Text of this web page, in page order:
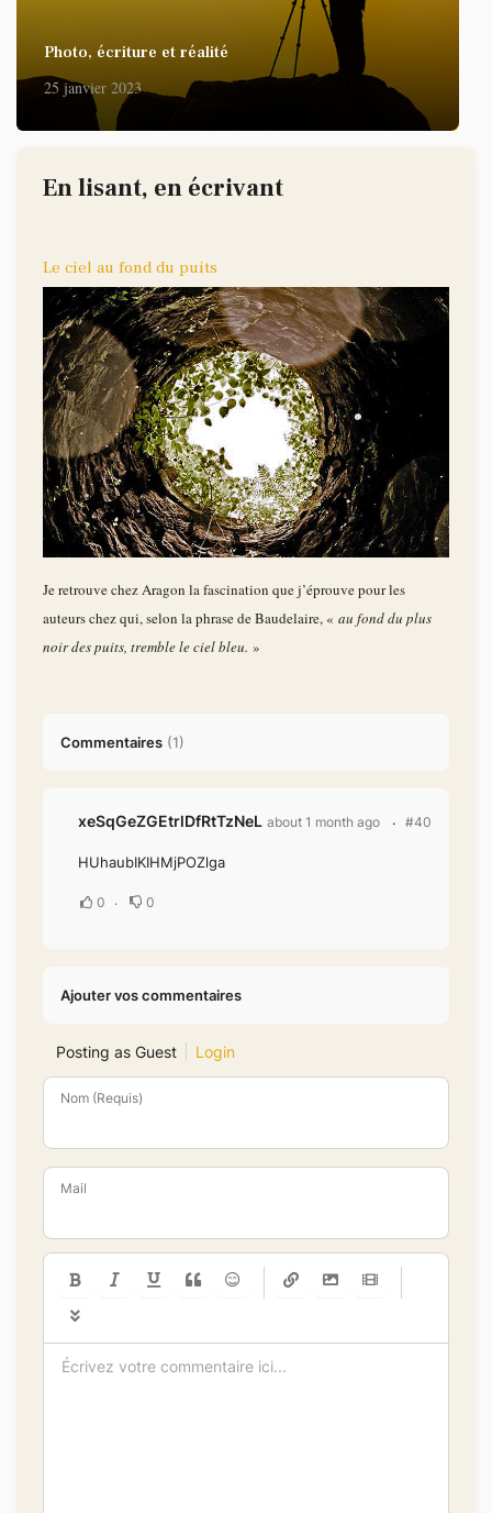
Photo, écriture et réalité
25 janvier 2023
En lisant, en écrivant
Le ciel au fond du puits
Je retrouve chez Aragon la fascination que j’éprouve pour les
auteurs chez qui, selon la phrase de Baudelaire, « au fond du plus
noir des puits, tremble le ciel bleu. »
Commentaires (1)
xeSqGeZGEtrlDfRtTzNeL about 1 month ago #40
HUhaubIKIHMjPOZlga
0 0
Ajouter vos commentaires
Posting as Guest Login
Nom (Requis)
Mail
-
-
-
-
-